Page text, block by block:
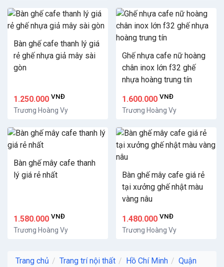
Bàn ghế cafe thanh lý giá
rẻ ghế nhựa giả mây sài
gòn
1.250.000 VNĐ
Trương Hoàng Vy
Ghế nhựa cafe nữ hoàng
chân inox lớn f32 ghế
nhựa hoàng trung tín
1.600.000 VNĐ
Trương Hoàng Vy
Bàn ghế mây cafe thanh
lý giá rẻ nhất
1.580.000 VNĐ
Trương Hoàng Vy
Bàn ghế mây cafe giá rẻ
tại xưởng ghế nhật màu
vàng nâu
1.480.000 VNĐ
Trương Hoàng Vy
Trang chủ Trang trí nội thất Hồ Chí Minh
Quận